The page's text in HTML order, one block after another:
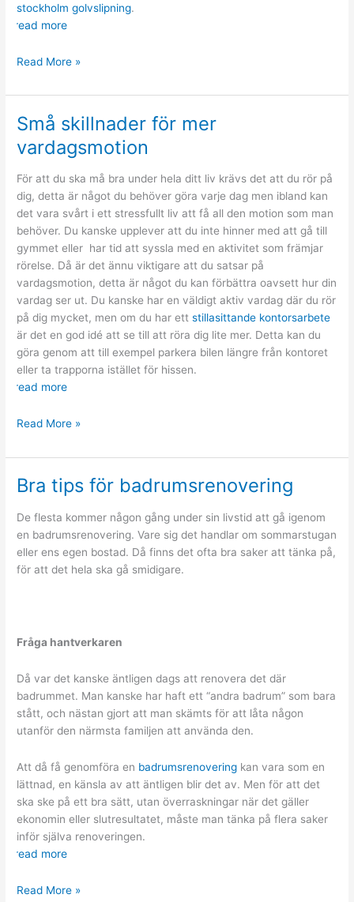
stockholm golvslipning.
read more
Därför
du
nytt
golv
Read More »
Små skillnader för mer
vardagsmotion
För att du ska må bra under hela ditt liv krävs det att du rör på
dig, detta är något du behöver göra varje dag men ibland kan
det vara svårt i ett stressfullt liv att få all den motion som man
behöver. Du kanske upplever att du inte hinner med att gå till
gymmet eller har tid att syssla med en aktivitet som främjar
rörelse. Då är det ännu viktigare att du satsar på
vardagsmotion, detta är något du kan förbättra oavsett hur din
vardag ser ut. Du kanske har en väldigt aktiv vardag där du rör
på dig mycket, men om du har ett stillasittande kontorsarbete
är det en god idé att se till att röra dig lite mer. Detta kan du
göra genom att till exempel parkera bilen längre från kontoret
eller ta trapporna istället för hissen.
read more
Små
för
mer
vardagsmotion
Read More »
Bra tips för badrumsrenovering
De flesta kommer någon gång under sin livstid att gå igenom
en badrumsrenovering. Vare sig det handlar om sommarstugan
eller ens egen bostad. Då finns det ofta bra saker att tänka på,
för att det hela ska gå smidigare.
Fråga hantverkaren
Då var det kanske äntligen dags att renovera det där
badrummet. Man kanske har haft ett “andra badrum” som bara
stått, och nästan gjort att man skämts för att låta någon
utanför den närmsta familjen att använda den.
Att då få genomföra en badrumsrenovering kan vara som en
lättnad, en känsla av att äntligen blir det av. Men för att det
ska ske på ett bra sätt, utan överraskningar när det gäller
ekonomin eller slutresultatet, måste man tänka på flera saker
inför själva renoveringen.
read more
Bra
Read More »